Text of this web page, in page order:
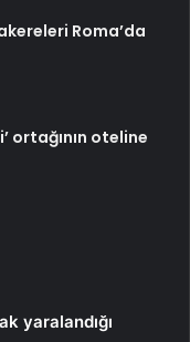
Roma’da
ortağının oteline
yaralandığı